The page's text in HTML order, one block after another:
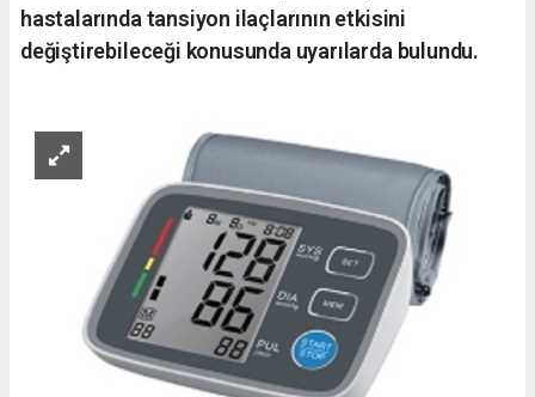
hastalarında tansiyon ilaçlarının etkisini
değiştirebileceği konusunda uyarılarda bulundu.